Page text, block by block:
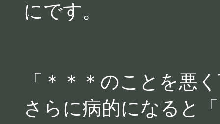
にです。
「＊＊＊のことを悪
さらに病的になると